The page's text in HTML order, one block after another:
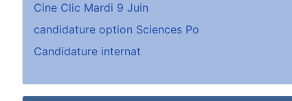
Cine Clic Mardi 9 Juin
candidature option Sciences Po
Candidature internat